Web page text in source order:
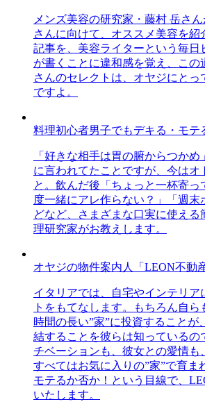
メンズ美容の研究家・藤村 岳さ
さんに向けて、オススメ美容を紹
記事を、美容ライターという毎日
が書くことに違和感を覚え、この
さんのセレクトは、オヤジにとっ
ですよ。
料理初心者男子でもデキる・モテ
「好きな相手は胃の腑からつか
に言われてたことですが、今はオ
と。飲んだ後「ちょっと一杯寄っ
度一緒にアレ作らない？」「週末
どなど、さまざまな口実に使える
理研究家がお教えします。
オヤジの物件案内人「LEON不動産
イタリアでは、自宅やインテリア
トをもてなします。もちろん自
時間の長い”家”に投資することが
結することを彼らは知っているの
チベーションも、彼女との愛情も
すべてはお気に入りの”家”で育ま
モテるか否か！という目線で、
いたします。